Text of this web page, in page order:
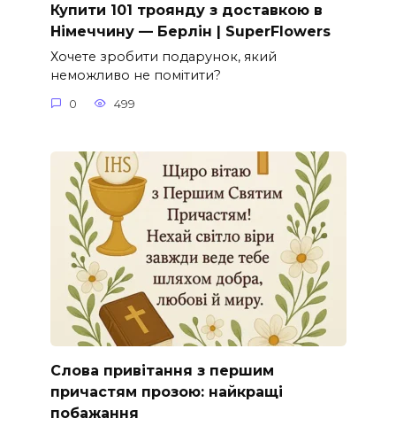
Купити 101 троянду з доставкою в
Німеччину — Берлін | SuperFlowers
Хочете зробити подарунок, який
неможливо не помітити?
0 499
Слова привітання з першим
причастям прозою: найкращі
побажання